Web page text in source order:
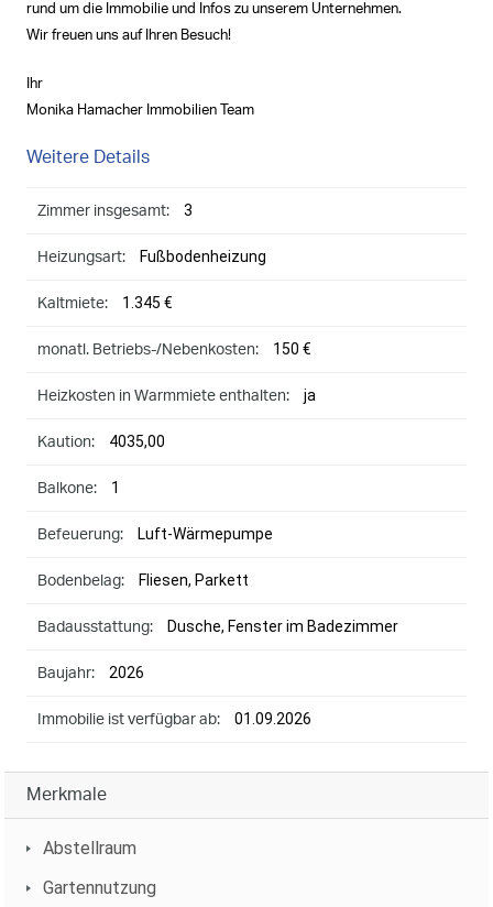
rund um die Immobilie und Infos zu unserem Unternehmen.
Wir freuen uns auf Ihren Besuch!
Ihr
Monika Hamacher Immobilien Team
Weitere Details
Zimmer insgesamt: 3
Heizungsart: Fußbodenheizung
Kaltmiete: 1.345 €
monatl. Betriebs-/Nebenkosten: 150 €
Heizkosten in Warmmiete enthalten: ja
Kaution: 4035,00
Balkone: 1
Befeuerung: Luft-Wärmepumpe
Bodenbelag: Fliesen, Parkett
Badausstattung: Dusche, Fenster im Badezimmer
Baujahr: 2026
Immobilie ist verfügbar ab: 01.09.2026
Merkmale
Abstellraum
Gartennutzung